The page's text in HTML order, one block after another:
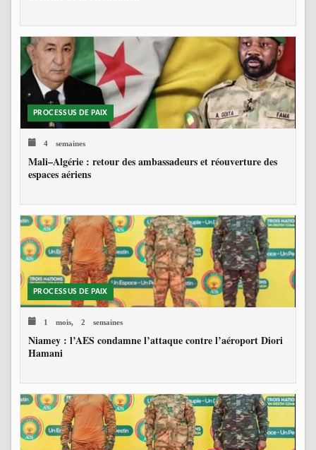
PROCESSUS DE PAIX
4 semaines
Mali–Algérie : retour des ambassadeurs et réouverture des
espaces aériens
PROCESSUS DE PAIX
1 mois, 2 semaines
Niamey : l’AES condamne l’attaque contre l’aéroport Diori
Hamani